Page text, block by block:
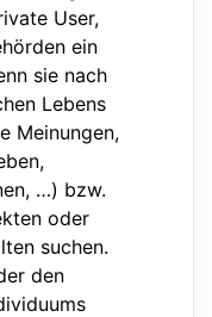
User,
ein
sie nach
Lebens
Meinungen,
…) bzw.
oder
suchen.
den